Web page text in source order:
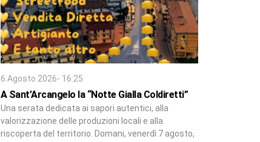
6 Agosto 2026- 16:25
A Sant’Arcangelo la “Notte Gialla Coldiretti”
Una serata dedicata ai sapori autentici, alla
valorizzazione delle produzioni locali e alla
riscoperta del territorio. Domani, venerdì 7 agosto,